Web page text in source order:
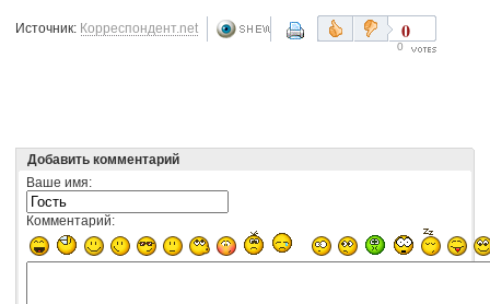
Источник: Корреспондент.net 0
0
Добавить комментарий
Ваше имя:
Комментарий: